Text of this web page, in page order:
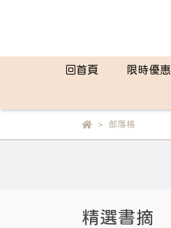
回首頁 限時優惠
部落格
精選書摘